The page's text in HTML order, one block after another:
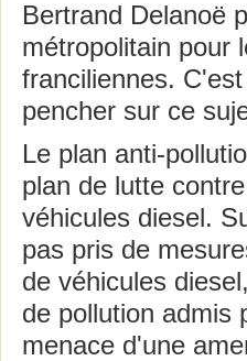
Bertrand Delanoë
métropolitain pour
franciliennes.
pencher sur ce
Le plan anti-
plan de lutte
véhicules diesel.
pas pris de
de véhicules
de pollution admis
menace d'une